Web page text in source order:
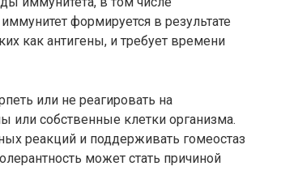
формируется в результате
как антигены, и требует времени
или не реагировать на
или собственные клетки организма.
реакций и поддерживать гомеостаз
может стать причиной